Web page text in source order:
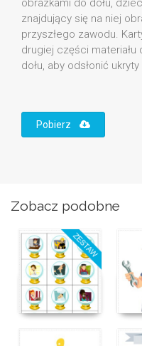
obrazkami do dołu,
znajdujący się na niej
przyszłego zawodu.
drugiej części
dołu, aby odsłonić
Pobierz
Zobacz podobne